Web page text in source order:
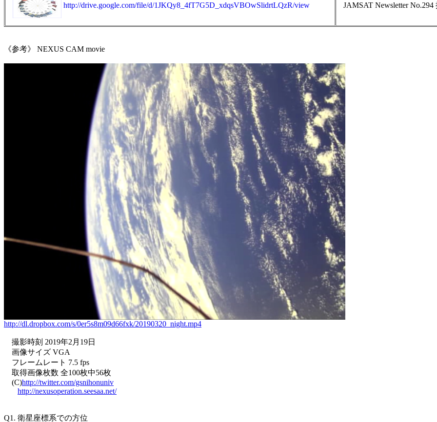
http://drive.google.com/file/d/1JKQy8_4fT7G5D_xdqsVBOwSlidrtLQzR/view JAMSAT Newsletter
《参考》 NEXUS CAM movie
http://dl.dropbox.com/s/0er5s8m09d66fxk/20190320_night.mp4
    撮影時刻 2019年2月19日
    画像サイズ VGA
    フレームレート 7.5 fps
    取得画像枚数 全100枚中56枚
    (C)
http://twitter.com/gsnihonuniv
http://nexusoperation.seesaa.net/
Q1. 衛星座標系での方位